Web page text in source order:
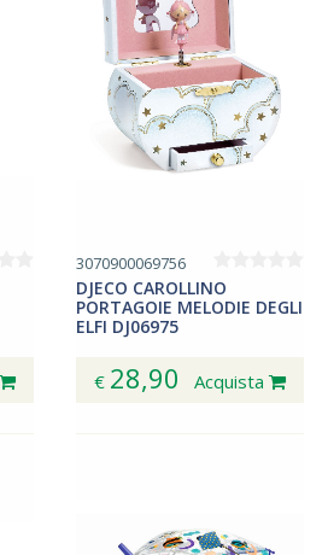
3070900069756
DJECO CAROLLINO
PORTAGOIE MELODIE DEGLI
ELFI DJ06975
€ 28,90 Acquista